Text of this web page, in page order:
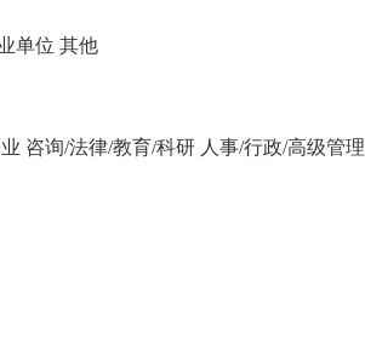
单位 其他
咨询/法律/教育/科研 人事/行政/高级管理